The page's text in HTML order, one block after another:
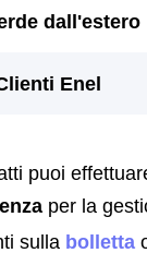
puoi
per la
sulla bolletta